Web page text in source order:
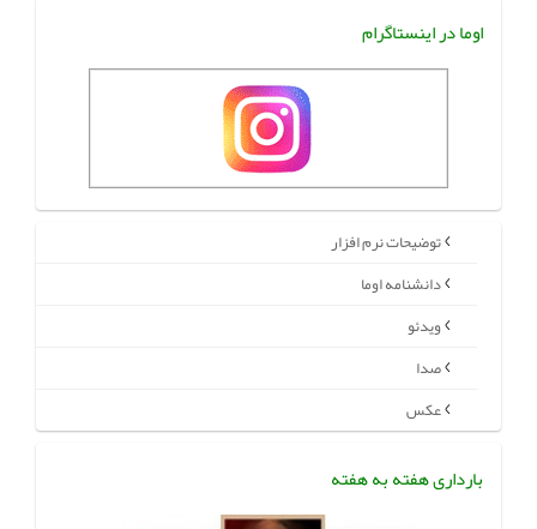
اوما در اینستاگرام
توضیحات نرم افزار
دانشنامه اوما
ویدئو
صدا
عکس
بارداری هفته به هفته